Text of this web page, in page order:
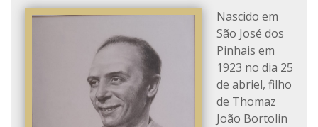
Nascido em
São José dos
Pinhais em
1923 no dia 25
de abriel, filho
de Thomaz
João Bortolin